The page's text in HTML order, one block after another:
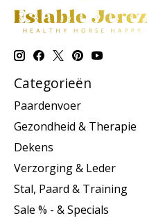
Categorieën
Paardenvoer
Gezondheid & Therapie
Dekens
Verzorging & Leder
Stal, Paard & Training
Sale % - & Specials